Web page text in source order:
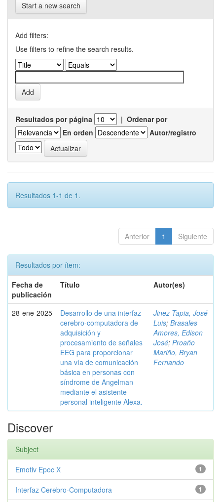
Start a new search
Add filters:
Use filters to refine the search results.
Resultados por página | Ordenar por
En orden
Autor/registro
Resultados 1-1 de 1.
Anterior 1 Siguiente
Resultados por ítem:
Fecha de
publicación
Título Autor(es)
28-ene-2025
Desarrollo de una interfaz
cerebro-computadora de
adquisición y
procesamiento de señales
EEG para proporcionar
una vía de comunicación
básica en personas con
síndrome de Angelman
mediante el asistente
personal inteligente Alexa.
Jinez Tapia, José
Luis; Brasales
Amores, Edison
José; Proaño
Mariño, Bryan
Fernando
Discover
Subject
1
Emotiv Epoc X
1
Interfaz Cerebro-Computadora